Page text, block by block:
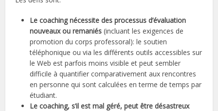
Le coaching nécessite des processus d’évaluation
nouveaux ou remaniés (incluant les exigences de
promotion du corps professoral): le soutien
téléphonique ou via les différents outils accessibles sur
le Web est parfois moins visible et peut sembler
difficile à quantifier comparativement aux rencontres
en personne qui sont calculées en terme de temps par
étudiant.
Le coaching, s’il est mal géré, peut être désastreux